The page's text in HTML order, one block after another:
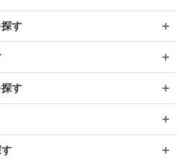
す
す